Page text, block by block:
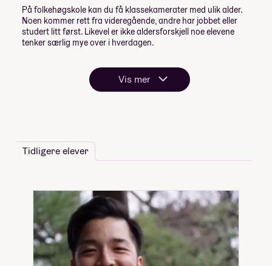
På folkehøgskole kan du få klassekamerater med ulik alder.
Noen kommer rett fra videregående, andre har jobbet eller
studert litt først. Likevel er ikke aldersforskjell noe elevene
tenker særlig mye over i hverdagen.
Vis mer
Tidligere elever